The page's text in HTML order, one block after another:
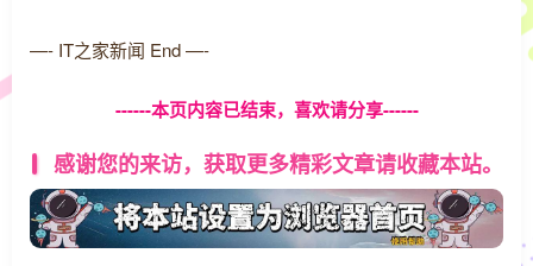
—- IT之家新闻 End —-
------本页内容已结束，喜欢请分享------
感谢您的来访，获取更多精彩文章请收藏本站。